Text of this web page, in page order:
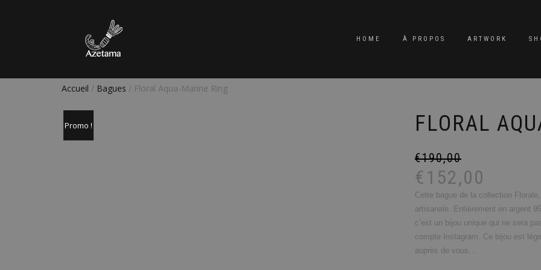
HOME À PROPOS ARTWORK
Accueil / Bagues / Floral Aqua-Marine Ring
Promo ! FLORAL
€190,00
€152,00
Cette bague de la collection
artisanale. Entièrement en argent
c’est un bijou unique qui ne sera
compte Instagram. Ce bijou est
auprès de vous…